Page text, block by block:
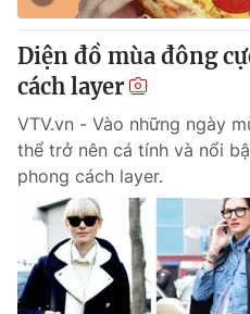
Diện đồ mùa đông
cách layer
VTV.vn - Vào những ngày
thể trở nên cá tính và nổi
phong cách layer.